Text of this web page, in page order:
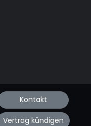
Kontakt
Vertrag kündigen